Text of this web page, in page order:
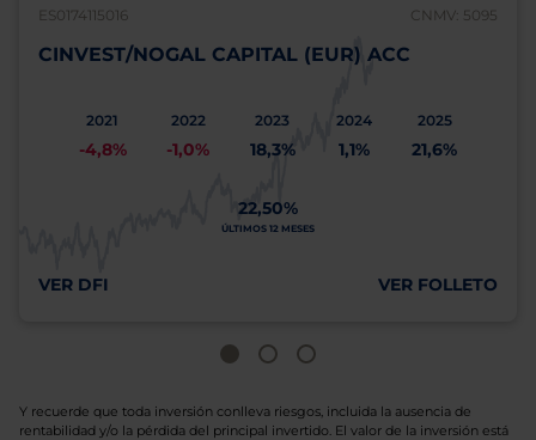
ES0174115016 CNMV: 5095
CINVEST/NOGAL CAPITAL (EUR) ACC
2021
-4,8%
2022
-1,0%
2023
18,3%
2024
1,1%
2025
21,6%
22,50%
ÚLTIMOS 12 MESES
VER DFI VER FOLLETO
Y recuerde que toda inversión conlleva riesgos, incluida la ausencia de
rentabilidad y/o la pérdida del principal invertido. El valor de la inversión está